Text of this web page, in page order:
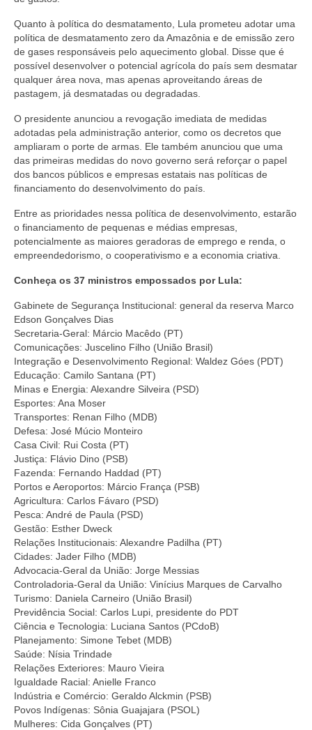
Quanto à política do desmatamento, Lula prometeu adotar uma
política de desmatamento zero da Amazônia e de emissão zero
de gases responsáveis pelo aquecimento global. Disse que é
possível desenvolver o potencial agrícola do país sem desmatar
qualquer área nova, mas apenas aproveitando áreas de
pastagem, já desmatadas ou degradadas.
O presidente anunciou a revogação imediata de medidas
adotadas pela administração anterior, como os decretos que
ampliaram o porte de armas. Ele também anunciou que uma
das primeiras medidas do novo governo será reforçar o papel
dos bancos públicos e empresas estatais nas políticas de
financiamento do desenvolvimento do país.
Entre as prioridades nessa política de desenvolvimento, estarão
o financiamento de pequenas e médias empresas,
potencialmente as maiores geradoras de emprego e renda, o
empreendedorismo, o cooperativismo e a economia criativa.
Conheça os 37 ministros empossados por Lula:
Gabinete de Segurança Institucional: general da reserva Marco
Edson Gonçalves Dias
Secretaria-Geral: Márcio Macêdo (PT)
Comunicações: Juscelino Filho (União Brasil)
Integração e Desenvolvimento Regional: Waldez Góes (PDT)
Educação: Camilo Santana (PT)
Minas e Energia: Alexandre Silveira (PSD)
Esportes: Ana Moser
Transportes: Renan Filho (MDB)
Defesa: José Múcio Monteiro
Casa Civil: Rui Costa (PT)
Justiça: Flávio Dino (PSB)
Fazenda: Fernando Haddad (PT)
Portos e Aeroportos: Márcio França (PSB)
Agricultura: Carlos Fávaro (PSD)
Pesca: André de Paula (PSD)
Gestão: Esther Dweck
Relações Institucionais: Alexandre Padilha (PT)
Cidades: Jader Filho (MDB)
Advocacia-Geral da União: Jorge Messias
Controladoria-Geral da União: Vinícius Marques de Carvalho
Turismo: Daniela Carneiro (União Brasil)
Previdência Social: Carlos Lupi, presidente do PDT
Ciência e Tecnologia: Luciana Santos (PCdoB)
Planejamento: Simone Tebet (MDB)
Saúde: Nísia Trindade
Relações Exteriores: Mauro Vieira
Igualdade Racial: Anielle Franco
Indústria e Comércio: Geraldo Alckmin (PSB)
Povos Indígenas: Sônia Guajajara (PSOL)
Mulheres: Cida Gonçalves (PT)